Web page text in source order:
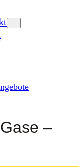
–